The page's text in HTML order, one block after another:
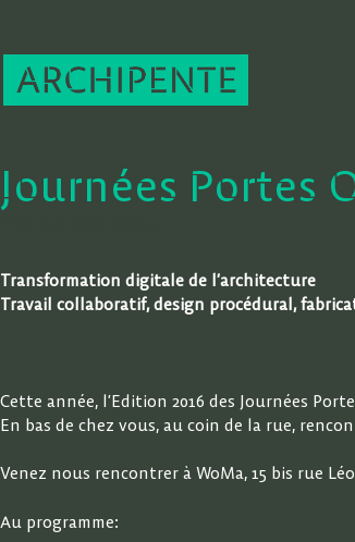
Journées Portes
Transformation digitale de l’architecture
Travail collaboratif, design procédural,
Cette année, l’Edition 2016 des Journées
En bas de chez vous, au coin de la rue,
Venez nous rencontrer à WoMa, 15 bis rue
Au programme: